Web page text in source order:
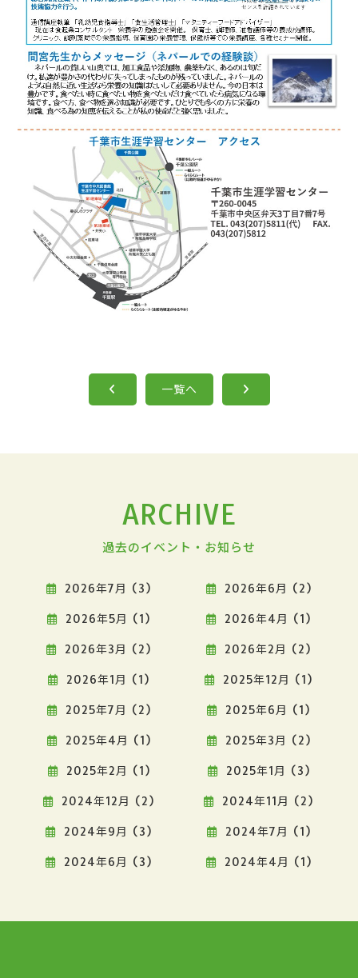
一覧へ
ARCHIVE
過去のイベント・お知らせ
2026年7月 (3) 2026年6月 (2)
2026年5月 (1) 2026年4月 (1)
2026年3月 (2) 2026年2月 (2)
2026年1月 (1) 2025年12月 (1)
2025年7月 (2) 2025年6月 (1)
2025年4月 (1) 2025年3月 (2)
2025年2月 (1) 2025年1月 (3)
2024年12月 (2) 2024年11月 (2)
2024年9月 (3) 2024年7月 (1)
2024年6月 (3) 2024年4月 (1)